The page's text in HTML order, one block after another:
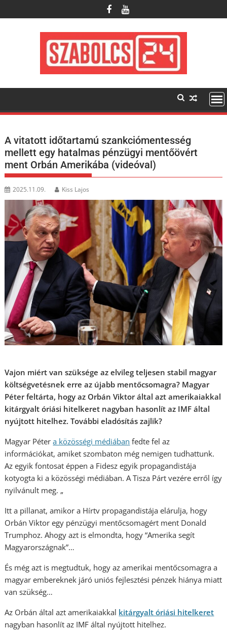
to
A vitatott időtartamú szankciómentesség
mellett egy hatalmas pénzügyi mentőövért
ment Orbán Amerikába (videóval)
2025.11.09. Kiss Lajos
Vajon miért van szüksége az elvileg teljesen stabil magyar
költségvetésnek erre az újabb mentőcsomagra? Magyar
Péter feltárta, hogy az Orbán Viktor által azt amerikaiakkal
kitárgyalt óriási hitelkeret nagyban hasonlít az IMF által
nyújtott hitelhez. További eladósítás zajlik?
Magyar Pétera közösségi médiában fedte fel az
információkat, amiket szombaton még nemigen tudhattunk.
Az egyik fontosat éppen a Fidesz egyik propagandistája
kotyogta ki a közösségi médiában. A Tisza Párt vezére erről így
nyilvánult meg. „
Itt a pillanat, amikor a Hírtv propagandistája elárulja, hogy
Orbán Viktor egy pénzügyi mentőcsomagért ment Donald
Trumphoz. Ahogy azt is elmondta, hogy “Amerika segít
Magyarországnak”…
És még azt is megtudtuk, hogy az amerikai mentőcsomagra a
magyar embereknek járó uniós fejlesztési pénzek hiánya miatt
van szükség…
Az Orbán által azt amerikaiakkal kitárgyalt óriási hitelkeret
nagyban hasonlít az IMF által nyújtott hitelhez.